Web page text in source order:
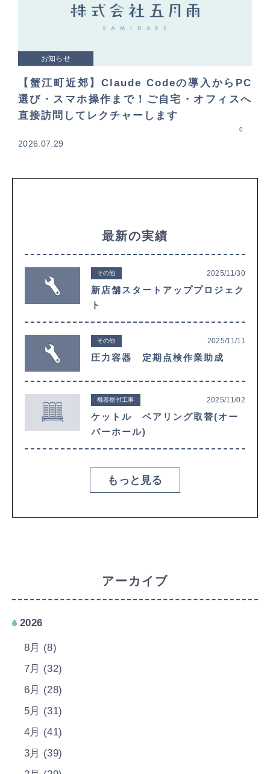
お知らせ
【蟹江町近郊】Claude Codeの導入からPC
選び・スマホ操作まで！ご自宅・オフィスへ
直接訪問してレクチャーします
2026.07.29
0
最新の実績
その他 2025/11/30
新店舗スタートアッププロジェク
ト
その他 2025/11/11
圧力容器 定期点検作業助成
機器据付工事 2025/11/02
ケットル ベアリング取替(オー
バーホール)
もっと見る
アーカイブ
2026
8月 (8)
7月 (32)
6月 (28)
5月 (31)
4月 (41)
3月 (39)